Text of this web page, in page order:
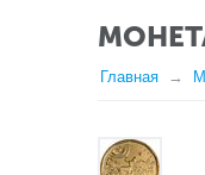
Главная